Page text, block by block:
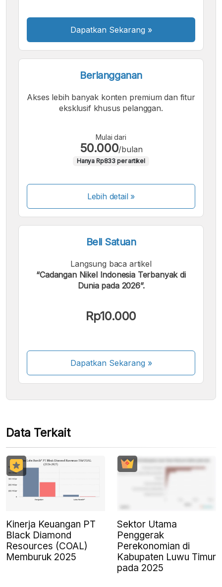
Dapatkan Sekarang »
Berlangganan
Akses lebih banyak konten premium dan fitur
eksklusif khusus pelanggan.
Mulai dari
50.000/bulan
Hanya Rp833 per artikel
Lebih detail »
Beli Satuan
Langsung baca artikel
“Cadangan Nikel Indonesia Terbanyak di
Dunia pada 2026”.
Rp10.000
Dapatkan Sekarang»
Kami menerima pembayaran berikut:
Beberapa metode pembayaran masih dalam
proses aktivasi.
Data Terkait
Kinerja Keuangan PT
Black Diamond
Resources (COAL)
Memburuk 2025
Sektor Utama
Penggerak
Perekonomian di
Kabupaten Luwu Timur
pada 2025